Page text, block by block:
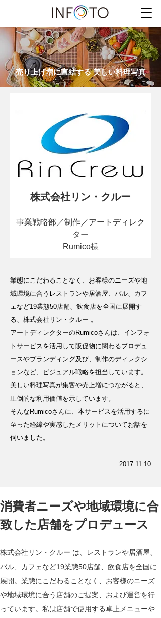
売り上げ増に直結する 美しい料理写真
株式会社リン・クルー
事業戦略部／制作／アートディレク
ター
Rumico様
業態にこだわることなく、お客様のニーズや地
域環境に合うレストランや居酒屋、バル、カフ
ェなど19業態50店舗、飲食店を全国に展開す
る、株式会社リン・クルー 。
アートディレクターのRumicoさんは、インフォ
トサービスを活用して販促物に関わるプロデュ
ースやブランディング及び、制作のディレクシ
ョンなど、ビジュアル戦略を担当しています。
美しい料理写真が集客や売上増につながると、
圧倒的な利用価値を示しています。
そんなRumicoさんに、本サービスを活用するに
至った経緯や実感したメリットについてお話を
伺いました。
2017.11.10
消費者ニーズや地域環境に合
致した店舗をプロデュース
株式会社リン・クルー は、レストランや居酒屋、
バル、カフェなど19業態50店舗、飲食店を全国に
展開。業態にこだわることなく、お客様のニーズ
や地域環境に合う店舗のご提案、および運営を行
っています。私は店舗で使用する卓上メニューや